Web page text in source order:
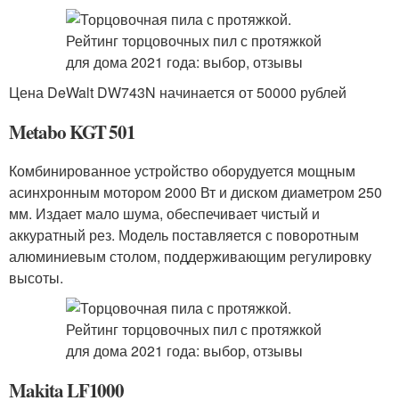
Цена DeWalt DW743N начинается от 50000 рублей
Metabo KGT 501
Комбинированное устройство оборудуется мощным
асинхронным мотором 2000 Вт и диском диаметром 250
мм. Издает мало шума, обеспечивает чистый и
аккуратный рез. Модель поставляется с поворотным
алюминиевым столом, поддерживающим регулировку
высоты.
Makita LF1000